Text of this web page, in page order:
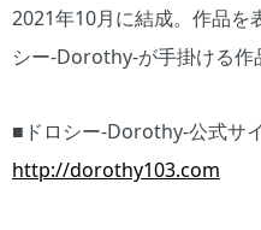
2021年10月に結成。作品を
シー-Dorothy-が手掛ける作
■ドロシー-Dorothy-公式サ
http://dorothy103.com